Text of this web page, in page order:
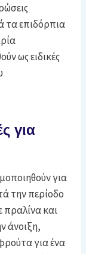
τα επιδόρπια
ως ειδικές
για
για
την περίοδο
πραλίνα και
άνοιξη,
για ένα